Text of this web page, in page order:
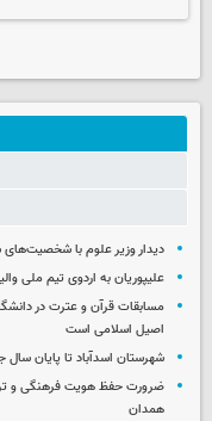
دیدار وزیر علوم با
علیپوریان به اردوی تیم ملی
مسابقات قرآن و عترت در
اصیل اسلامی است
شهرستان اسدآباد تا پایان
ضرورت حفظ هویت فرهنگی و
همدان